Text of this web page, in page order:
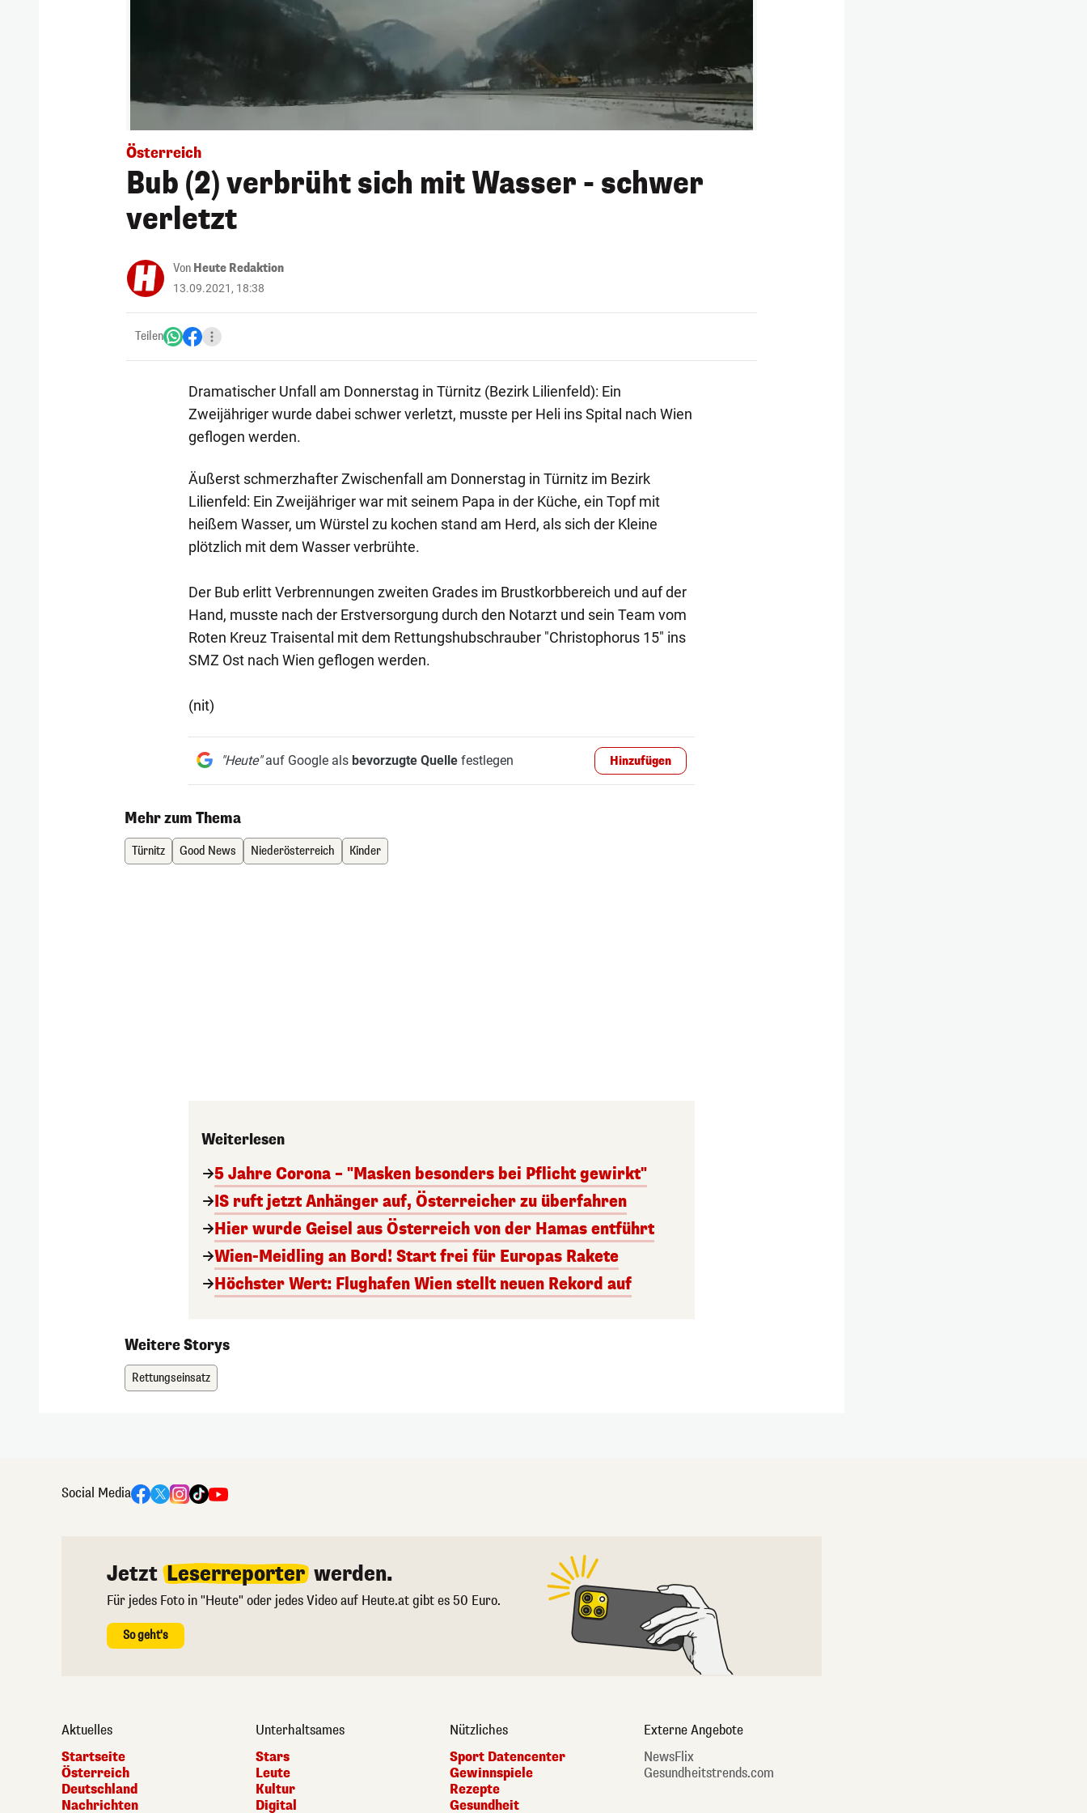
Österreich
Bub (2) verbrüht sich mit Wasser - schwer
verletzt
Von Heute Redaktion
13.09.2021, 18:38
Teilen
Dramatischer Unfall am Donnerstag in Türnitz (Bezirk Lilienfeld): Ein
Zweijähriger wurde dabei schwer verletzt, musste per Heli ins Spital nach Wien
geflogen werden.
Äußerst schmerzhafter Zwischenfall am Donnerstag in Türnitz im Bezirk
Lilienfeld: Ein Zweijähriger war mit seinem Papa in der Küche, ein Topf mit
heißem Wasser, um Würstel zu kochen stand am Herd, als sich der Kleine
plötzlich mit dem Wasser verbrühte.
Der Bub erlitt Verbrennungen zweiten Grades im Brustkorbbereich und auf der
Hand, musste nach der Erstversorgung durch den Notarzt und sein Team vom
Roten Kreuz Traisental mit dem Rettungshubschrauber "Christophorus 15" ins
SMZ Ost nach Wien geflogen werden.
(nit)
"Heute"auf Google als bevorzugte Quellefestlegen Hinzufügen
Mehr zum Thema
Türnitz Good News Niederösterreich Kinder
Weiterlesen
5 Jahre Corona – "Masken besonders bei Pflicht gewirkt"
IS ruft jetzt Anhänger auf, Österreicher zu überfahren
Hier wurde Geisel aus Österreich von der Hamas entführt
Wien-Meidling an Bord! Start frei für Europas Rakete
Höchster Wert: Flughafen Wien stellt neuen Rekord auf
Weitere Storys
Rettungseinsatz
Social Media
Jetzt Leserreporter werden.
Für jedes Foto in "Heute" oder jedes Video auf Heute.at gibt es 50 Euro.
So geht's
Aktuelles
Startseite
Österreich
Deutschland
Nachrichten
Unterhaltsames
Stars
Leute
Kultur
Digital
Nützliches
Sport Datencenter
Gewinnspiele
Rezepte
Gesundheit
Externe Angebote
NewsFlix
Gesundheitstrends.com